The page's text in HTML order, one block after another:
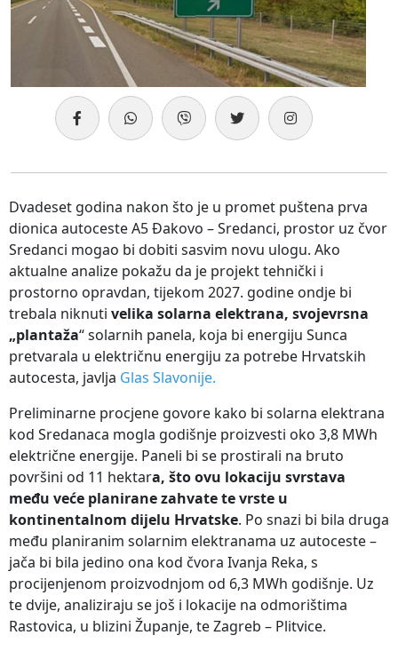
Dvadeset godina nakon što je u promet puštena prva
dionica autoceste A5 Đakovo – Sredanci, prostor uz čvor
Sredanci mogao bi dobiti sasvim novu ulogu. Ako
aktualne analize pokažu da je projekt tehnički i
prostorno opravdan, tijekom 2027. godine ondje bi
trebala niknuti velika solarna elektrana, svojevrsna
„plantaža“ solarnih panela, koja bi energiju Sunca
pretvarala u električnu energiju za potrebe Hrvatskih
autocesta, javlja Glas Slavonije.
Preliminarne procjene govore kako bi solarna elektrana
kod Sredanaca mogla godišnje proizvesti oko 3,8 MWh
električne energije. Paneli bi se prostirali na bruto
površini od 11 hektara, što ovu lokaciju svrstava
među veće planirane zahvate te vrste u
kontinentalnom dijelu Hrvatske. Po snazi bi bila druga
među planiranim solarnim elektranama uz autoceste –
jača bi bila jedino ona kod čvora Ivanja Reka, s
procijenjenom proizvodnjom od 6,3 MWh godišnje. Uz
te dvije, analiziraju se još i lokacije na odmorištima
Rastovica, u blizini Županje, te Zagreb – Plitvice.